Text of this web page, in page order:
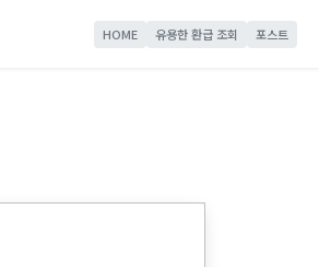
HOME 유용한 환급 조회 포스트